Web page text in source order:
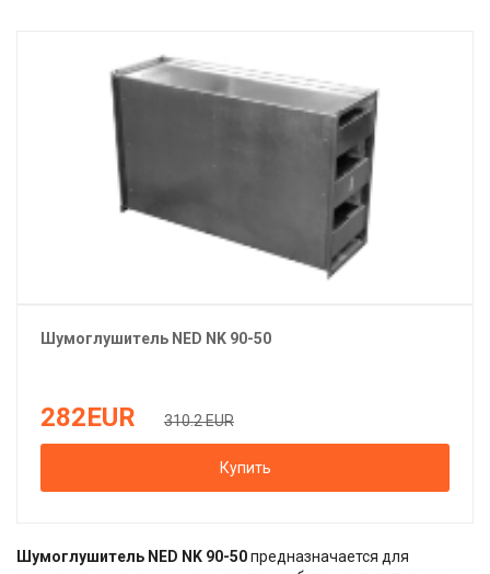
Шумоглушитель NED NK 90-50
282EUR 310.2 EUR
Купить
Шумоглушитель NED NK 90-50предназначается для